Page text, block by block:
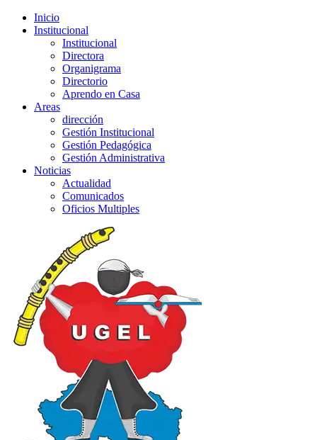
Inicio
Institucional
Institucional
Directora
Organigrama
Directorio
Aprendo en Casa
Areas
dirección
Gestión Institucional
Gestión Pedagógica
Gestión Administrativa
Noticias
Actualidad
Comunicados
Oficios Multiples